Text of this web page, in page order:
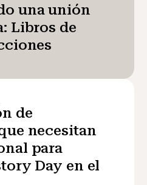
una unión
Libros de
de
necesitan
para
Day en el